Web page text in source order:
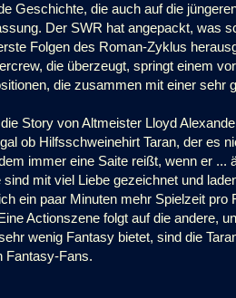
Geschichte, die auch auf die
Der SWR hat angepackt, was
Folgen des Roman-Zyklus
die überzeugt, springt einem
die zusammen mit einer sehr
Story von Altmeister Lloyd
ob Hilfsschweinehirt Taran, der es
immer eine Saite reißt, wenn er ...
sind mit viel Liebe gezeichnet und
ein paar Minuten mehr Spielzeit
Actionszene folgt auf die andere,
wenig Fantasy bietet, sind die
Fantasy-Fans.